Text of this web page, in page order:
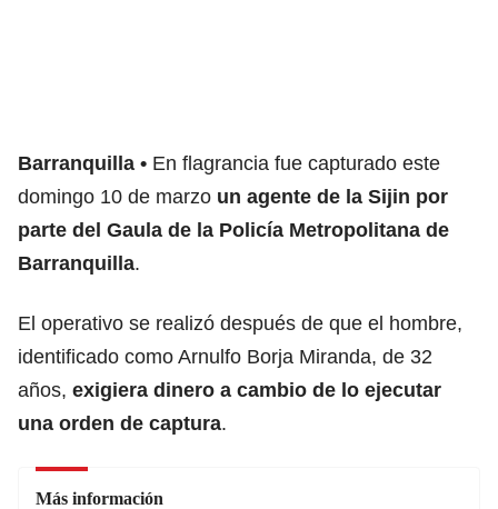
Barranquilla
En flagrancia fue capturado este
domingo 10 de marzo un agente de la Sijin por
parte del Gaula de la Policía Metropolitana de
Barranquilla.
El operativo se realizó después de que el hombre,
identificado como Arnulfo Borja Miranda, de 32
años, exigiera dinero a cambio de lo ejecutar
una orden de captura.
Más información